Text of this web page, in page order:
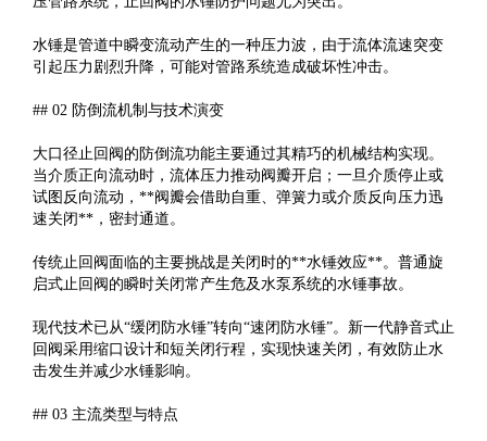
水锤是管道中瞬变流动产生的一种压力波，由于流体流速突变
引起压力剧烈升降，可能对管路系统造成破坏性冲击。
## 02 防倒流机制与技术演变
大口径止回阀的防倒流功能主要通过其精巧的机械结构实现。
当介质正向流动时，流体压力推动阀瓣开启；一旦介质停止或
试图反向流动，**阀瓣会借助自重、弹簧力或介质反向压力迅
速关闭**，密封通道。
传统止回阀面临的主要挑战是关闭时的**水锤效应**。普通旋
启式止回阀的瞬时关闭常产生危及水泵系统的水锤事故。
现代技术已从“缓闭防水锤”转向“速闭防水锤”。新一代静音式止
回阀采用缩口设计和短关闭行程，实现快速关闭，有效防止水
击发生并减少水锤影响。
## 03 主流类型与特点